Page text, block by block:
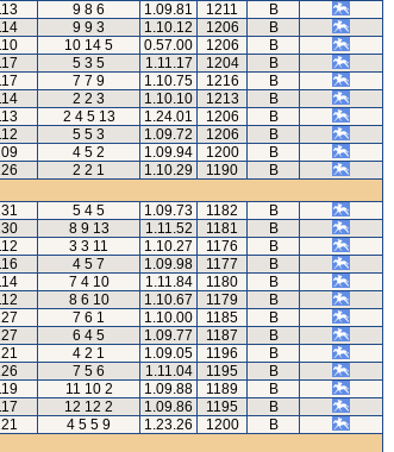
9 8 6 1.09.81 1211
B
9 9 3 1.10.12 1206
B
10 14 5 0.57.00 1206
B
5 3 5 1.11.17 1204
B
7 7 9 1.10.75 1216
B
2 2 3 1.10.10 1213
B
2 4 5 13 1.24.01 1206
B
5 5 3 1.09.72 1206
B
4 5 2 1.09.94 1200
B
2 2 1 1.10.29 1190
B
5 4 5 1.09.73 1182
B
8 9 13 1.11.52 1181
B
3 3 11 1.10.27 1176
B
4 5 7 1.09.98 1177
B
7 4 10 1.11.84 1180
B
8 6 10 1.10.67 1179
B
7 6 1 1.10.00 1185
B
6 4 5 1.09.77 1187
B
4 2 1 1.09.05 1196
B
7 5 6 1.11.04 1195
B
11 10 2 1.09.88 1189
B
12 12 2 1.09.86 1195
B
4 5 5 9 1.23.26 1200
B